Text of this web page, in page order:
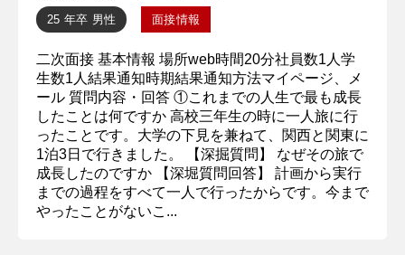
25 年卒 男性 面接情報
二次面接 基本情報 場所web時間20分社員数1人学
生数1人結果通知時期結果通知方法マイページ、メ
ール 質問内容・回答 ①これまでの人生で最も成長
したことは何ですか 高校三年生の時に一人旅に行
ったことです。大学の下見を兼ねて、関西と関東に
1泊3日で行きました。 【深掘質問】 なぜその旅で
成長したのですか 【深堀質問回答】 計画から実行
までの過程をすべて一人で行ったからです。今まで
やったことがないこ...